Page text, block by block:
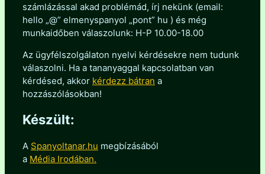
számlázással akad problémád, írj nekünk (email:
hello „@” elmenyspanyol „pont” hu ) és még
munkaidőben válaszolunk: H-P 10.00-18.00
Az ügyfélszolgálaton nyelvi kérdésekre nem tudunk
válaszolni. Ha a tananyaggal kapcsolatban van
kérdésed, akkor kérdezz bátran a
hozzászólásokban!
Készült:
A Spanyoltanar.hu megbízásából
a Média Irodában.